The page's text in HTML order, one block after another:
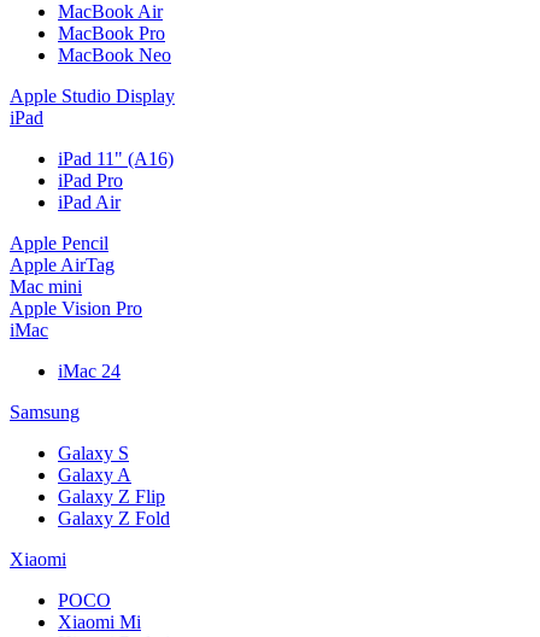
MacBook Air
MacBook Pro
MacBook Neo
Apple Studio Display
iPad
iPad 11" (A16)
iPad Pro
iPad Air
Apple Pencil
Apple AirTag
Mac mini
Apple Vision Pro
iMac
iMac 24
Samsung
Galaxy S
Galaxy A
Galaxy Z Flip
Galaxy Z Fold
Xiaomi
POCO
Xiaomi Mi